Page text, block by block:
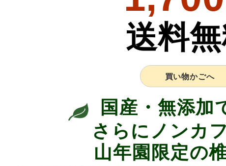
送料
買い物かごへ
国産・無添加
さらにノンカ
山年園限定の